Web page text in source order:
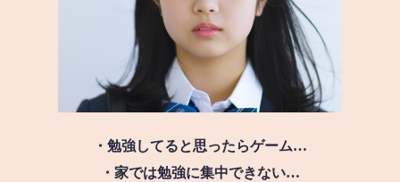
・勉強してると思ったらゲーム…
・家では勉強に集中できない…